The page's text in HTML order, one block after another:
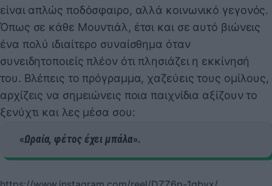
είναι απλώς ποδόσφαιρο, αλλά κοινωνικό γεγονός.
Όπως σε κάθε Μουντιάλ, έτσι και σε αυτό βιώνεις
ένα πολύ ιδιαίτερο συναίσθημα όταν
συνειδητοποιείς πλέον ότι πλησιάζει η εκκίνησή
του. Βλέπεις το πρόγραμμα, χαζεύεις τους ομίλους,
αρχίζεις να σημειώνεις ποια παιχνίδια αξίζουν το
ξενύχτι και λες μέσα σου:
«Ωραία, φέτος έχει μπάλα».